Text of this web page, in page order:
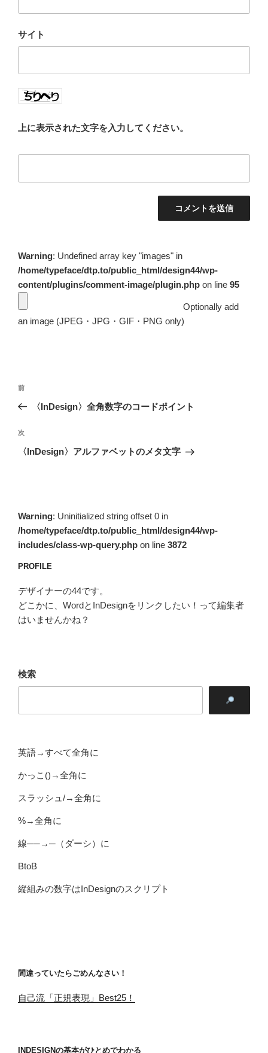
サイト
上に表示された文字を入力してください。
Warning: Undefined array key "images" in
/home/typeface/dtp.to/public_html/design44/wp-
content/plugins/comment-image/plugin.php on line 95
Optionally add
an image (JPEG・JPG・GIF・PNG only)
投
ビ
ゲ
ン
前
の
稿
前
〈InDesign〉全角数字のコードポイント
次
の
次
〈InDesign〉アルファベットのメタ文字
Warning: Uninitialized string offset 0 in
/home/typeface/dtp.to/public_html/design44/wp-
includes/class-wp-query.php on line 3872
PROFILE
デザイナーの44です。
どこかに、WordとInDesignをリンクしたい！って編集者
はいませんかね？
検索
英語→すべて全角に
かっこ()→全角に
スラッシュ/→全角に
%→全角に
線──→─（ダーシ）に
BtoB
縦組みの数字はInDesignのスクリプト
間違っていたらごめんなさい！
自己流「正規表現」Best25！
INDESIGNの基本がひとめでわかる